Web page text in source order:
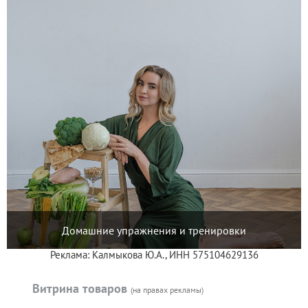
Домашние упражнения и тренировки
Реклама: Калмыкова Ю.А., ИНН 575104629136
Витрина товаров (на правах рекламы)